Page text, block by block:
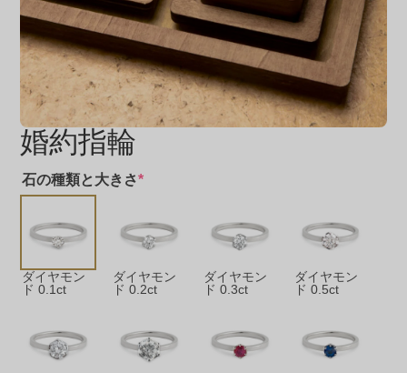
婚約指輪
石の種類と大きさ*
ダイヤモン
ド 0.1ct
ダイヤモン
ド 0.2ct
ダイヤモン
ド 0.3ct
ダイヤモン
ド 0.5ct